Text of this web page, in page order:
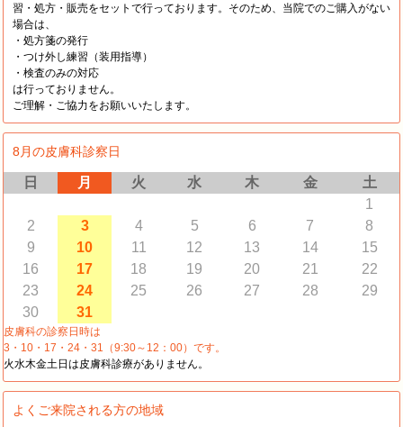
習・処方・販売をセットで行っております。そのため、当院でのご購入がない
場合は、
・処方箋の発行
・つけ外し練習（装用指導）
・検査のみの対応
は行っておりません。
ご理解・ご協力をお願いいたします。
8月の皮膚科診察日
日 月 火 水 木 金
土
1
2
3 4 5 6 7
8
9
10 11 12 13 14
15
16
17 18 19 20 21
22
23
24 25 26 27 28
29
30
31
皮膚科の診察日時は
3・10・17・24・31（9:30～12：00）です。
火水木金土日は皮膚科診療がありません。
よくご来院される方の地域